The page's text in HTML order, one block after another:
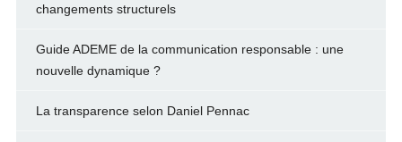
changements structurels
Guide ADEME de la communication responsable : une
nouvelle dynamique ?
La transparence selon Daniel Pennac